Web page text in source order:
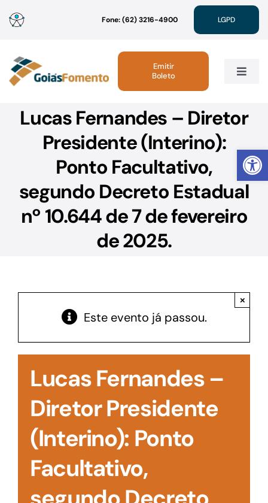
Abrir
para
conteúdo
Fone: (62) 3216-4900 LGPD
Toggle
Institucional
Atendimento
Emitir
Boleto
Lucas Fernandes – Diretor
Presidente (Interino):
Ponto Facultativo,
segundo Decreto Estadual
nº 10.644 de 7 de fevereiro
de 2025.
Este evento já passou.
×
Lucas Fernandes –
Diretor Presidente
(Interino): Ponto
Facultativo,